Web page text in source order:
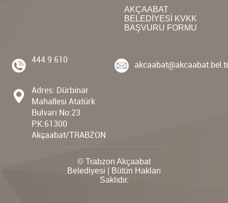
AKÇAABAT
BELEDİYESİ KVKK
BAŞVURU FORMU
444 9 610
Adres: Dürbinar
Mahallesi Atatürk
Bulvarı No:23
P.K:61300
Akçaabat/TRABZON
© Trabzon Akçaabat
Belediyesi | Bütün Hakları
Saklıdır.